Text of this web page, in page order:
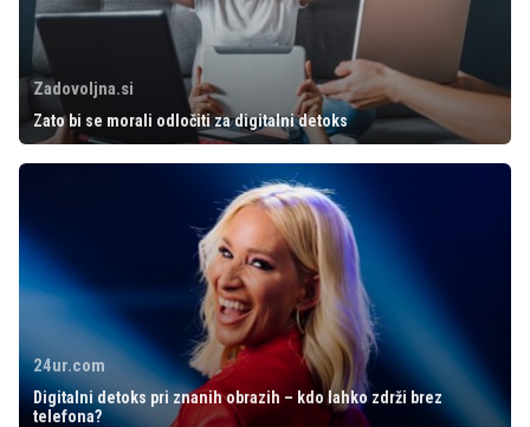
Zadovoljna.si
Zato bi se morali odločiti za digitalni detoks
24ur.com
Digitalni detoks pri znanih obrazih – kdo lahko zdrži brez
telefona?